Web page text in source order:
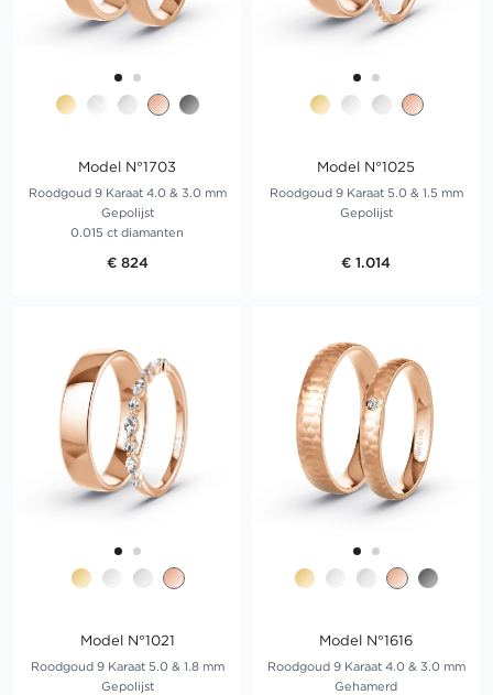
Model N°1703
Roodgoud 9 Karaat 4.0 & 3.0 mm
Gepolijst
0.015 ct diamanten
€ 824
Model N°1025
Roodgoud 9 Karaat 5.0 & 1.5 mm
Gepolijst
€ 1.014
Model N°1021
Roodgoud 9 Karaat 5.0 & 1.8 mm
Gepolijst
Model N°1616
Roodgoud 9 Karaat 4.0 & 3.0 mm
Gehamerd